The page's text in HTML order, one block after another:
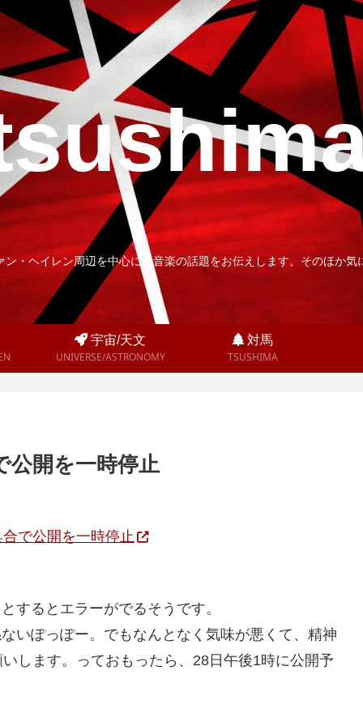
・ヘイレン周辺を中心に、音楽の話題をお伝えします。そのほか
宇宙/天文
UNIVERSE/ASTRONOMY
対馬
TSUSHIMA
公開を一時停止
で公開を一時停止
するとエラーがでるそうです。
いぽっぽー。でもなんとなく気味が悪くて、精神
します。っておもったら、28日午後1時に公開予